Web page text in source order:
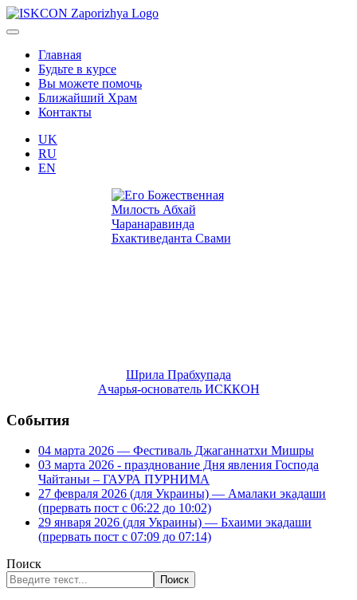
Главная
Будьте в курсе
Вы можете помочь
Ближайший Храм
Контакты
UK
RU
EN
Шрила Прабхупада
Ачарья-основатель ИСККОН
События
04 марта 2026 — Фестиваль Джаганнатхи Мишры
03 марта 2026 - празднование Дня явления Господа
Чайтаньи – ГАУРА ПУРНИМА
27 февраля 2026 (для Украины) — Амалаки экадаши
(прервать пост с 06:22 до 10:02)
29 января 2026 (для Украины) — Бхаими экадаши
(прервать пост с 07:09 до 07:14)
Поиск
Поиск